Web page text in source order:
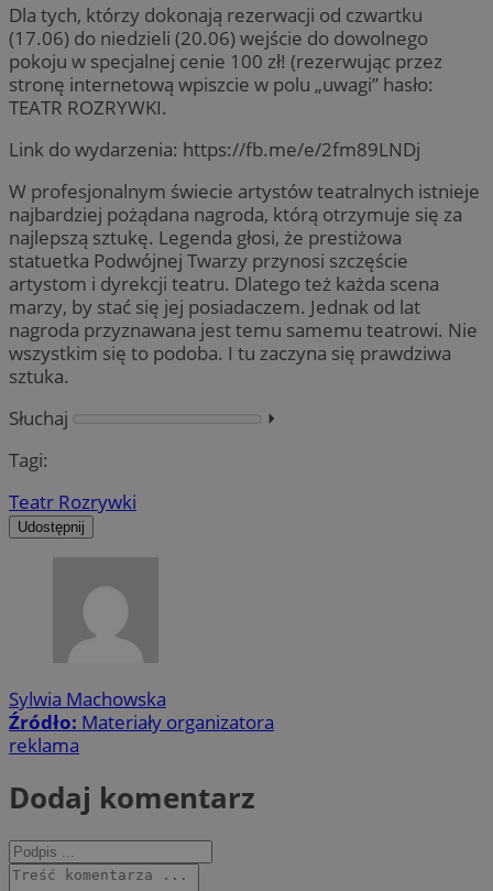
Dla tych, którzy dokonają rezerwacji od czwartku
(17.06) do niedzieli (20.06) wejście do dowolnego
pokoju w specjalnej cenie 100 zł! (rezerwując przez
stronę internetową wpiszcie w polu „uwagi” hasło:
TEATR ROZRYWKI.
Link do wydarzenia: https://fb.me/e/2fm89LNDj
W profesjonalnym świecie artystów teatralnych istnieje
najbardziej pożądana nagroda, którą otrzymuje się za
najlepszą sztukę. Legenda głosi, że prestiżowa
statuetka Podwójnej Twarzy przynosi szczęście
artystom i dyrekcji teatru. Dlatego też każda scena
marzy, by stać się jej posiadaczem. Jednak od lat
nagroda przyznawana jest temu samemu teatrowi. Nie
wszystkim się to podoba. I tu zaczyna się prawdziwa
sztuka.
Słuchaj
⏵︎
Tagi:
Teatr Rozrywki
Udostępnij
Sylwia Machowska
Źródło: Materiały organizatora
reklama
Dodaj komentarz